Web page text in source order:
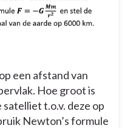
een afstand van
Hoe groot is
t.o.v. deze op
Newton’s formule